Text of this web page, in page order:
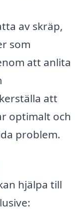
av skräp,
som
att anlita
att
optimalt och
problem.
hjälpa till